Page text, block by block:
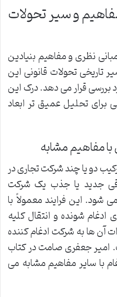
و سیر تحولات
نظری و مفاهیم بنیادین
تاریخی تحولات قانونی این
بررسی قرار می دهد. درک این
برای تحلیل عمیق تر ابعاد
با مفاهیم مشابه
دو یا چند شرکت تجاری در
جدید یا جذب یک شرکت
این فرایند معمولاً با
شونده و انتقال کلیه
آن ها به شرکت ادغام کننده
امیر جعفری صامت در کتاب
با سایر مفاهیم مشابه می